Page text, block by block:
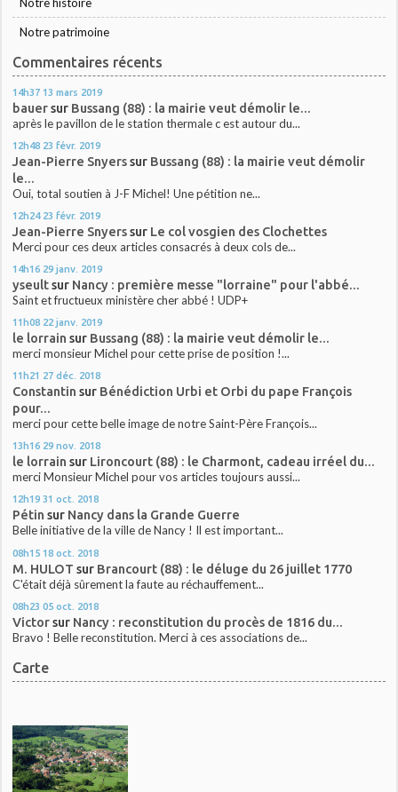
Notre patrimoine
Commentaires récents
14h37 13 mars 2019
bauersur Bussang (88) : la mairie veut démolir le...
après le pavillon de le station thermale c est autour du...
12h48 23 févr. 2019
Jean-Pierre Snyerssur Bussang (88) : la mairie veut démolir
le...
Oui, total soutien à J-F Michel! Une pétition ne...
12h24 23 févr. 2019
Jean-Pierre Snyerssur Le col vosgien des Clochettes
Merci pour ces deux articles consacrés à deux cols de...
14h16 29 janv. 2019
yseultsur Nancy : première messe "lorraine" pour l'abbé...
Saint et fructueux ministère cher abbé ! UDP+
11h08 22 janv. 2019
le lorrain sur Bussang (88) : la mairie veut démolir le...
merci monsieur Michel pour cette prise de position !...
11h21 27 déc. 2018
Constantin sur Bénédiction Urbi et Orbi du pape François
pour...
merci pour cette belle image de notre Saint-Père François...
13h16 29 nov. 2018
le lorrain sur Lironcourt (88) : le Charmont, cadeau irréel du...
merci Monsieur Michel pour vos articles toujours aussi...
12h19 31 oct. 2018
Pétin sur Nancy dans la Grande Guerre
Belle initiative de la ville de Nancy ! Il est important...
08h15 18 oct. 2018
M. HULOT sur Brancourt (88) : le déluge du 26 juillet 1770
C'était déjà sûrement la faute au réchauffement...
08h23 05 oct. 2018
Victorsur Nancy : reconstitution du procès de 1816 du...
Bravo ! Belle reconstitution. Merci à ces associations de...
Carte